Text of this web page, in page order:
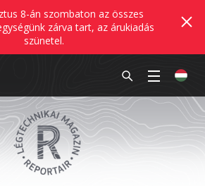
8-án szombaton az összes
zárva tart, az árukiadás
szünetel.